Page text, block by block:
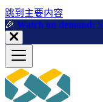
跳到主要内容
🎉️ Watch on demand: